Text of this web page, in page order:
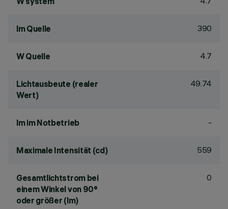
lm Quelle 390
W Quelle 4.7
Lichtausbeute (realer
Wert)
49.74
lm im Notbetrieb -
Maximale Intensität (cd) 559
Gesamtlichtstrom bei
einem Winkel von 90°
oder größer (lm)
0